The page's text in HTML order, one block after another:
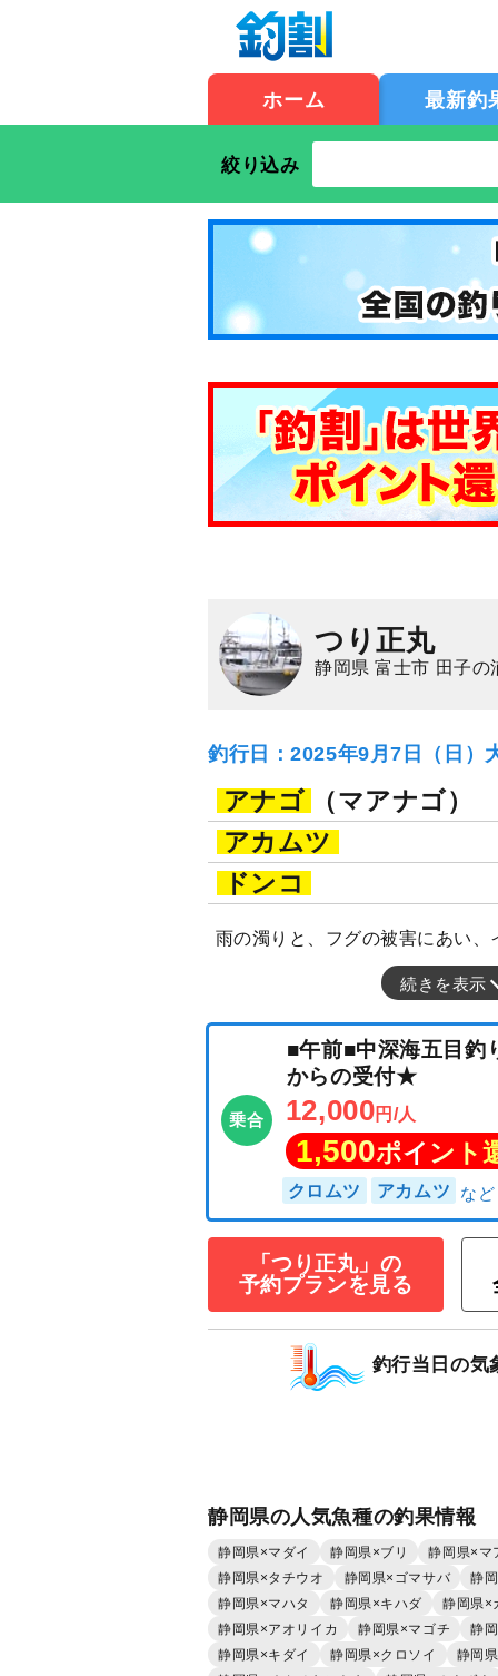
ホーム 最新釣
絞り込み
つり正丸
静岡県 富士市 田子の
釣行日：2025年9月7日（日）
アナゴ
（マアナゴ）
アカムツ
ドンコ
雨の濁りと、フグの被害にあい、
続きを表示
乗合
■午前■中深海五
からの受付★
12,000円/人
1,500
クロムツ アカムツ
「つり正丸」の
予約プランを見る
釣行当日の気
静岡県の人気魚種の釣果情報
静岡県×マダイ 静岡県×ブリ
静岡県×マ
静岡県×タチウオ
静岡県×ゴマサバ
静
静岡県×マハタ
静岡県×キハダ
静岡県×
静岡県×アオリイカ
静岡県×マゴチ
静
静岡県×キダイ
静岡県×クロソイ
静岡